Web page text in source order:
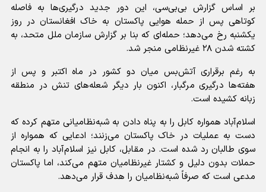
بر اساس گزارش بی‌بی‌سی، این دور جدید درگیری‌ها به فاصله
کوتاهی پس از حمله هوایی پاکستان به خاک افغانستان در روز
یکشنبه رخ می‌دهد؛ حمله‌ای که بنا بر گزارش سازمان ملل متحد، به
کشته شدن ۲۸ غیرنظامی منجر شد.
به رغم برقراری آتش‌بس میان دو کشور در ماه اکتبر و پس از
هفته‌ها درگیری مرگبار، اکنون بار دیگر شعله‌های تنش در منطقه
زبانه کشیده است.
اسلام‌آباد همواره کابل را به پناه دادن به شبه‌نظامیانی متهم کرده که
دست به عملیات در خاک پاکستان می‌زنند؛ ادعایی که همواره از
سوی طالبان رد شده است. در مقابل، کابل نیز اسلام‌آباد را به انجام
حملات بدون دلیل و کشتار غیرنظامیان متهم می‌کند، اما پاکستان
مدعی است که صرفاً شبه‌نظامیان را هدف قرار می‌دهد.